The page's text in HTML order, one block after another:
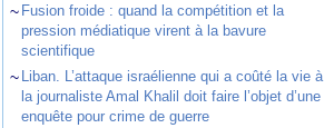
~ Fusion froide : quand la compétition et la
pression médiatique virent à la bavure
scientifique
~ Liban. L’attaque israélienne qui a coûté la vie à
la journaliste Amal Khalil doit faire l’objet d’une
enquête pour crime de guerre